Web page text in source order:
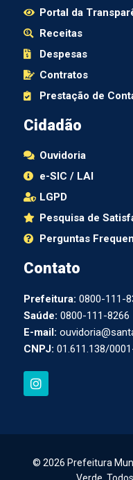
Portal da
Receitas
Despesas
Contratos
Prestação de
Cidadão
Ouvidoria
e-SIC / LAI
LGPD
Pesquisa de
Perguntas
Contato
Prefeitura: 0800-111-
Saúde: 0800-111-8266
E-mail:
CNPJ: 01.611.138/
I
n
g
a
© 2026 Prefeitura